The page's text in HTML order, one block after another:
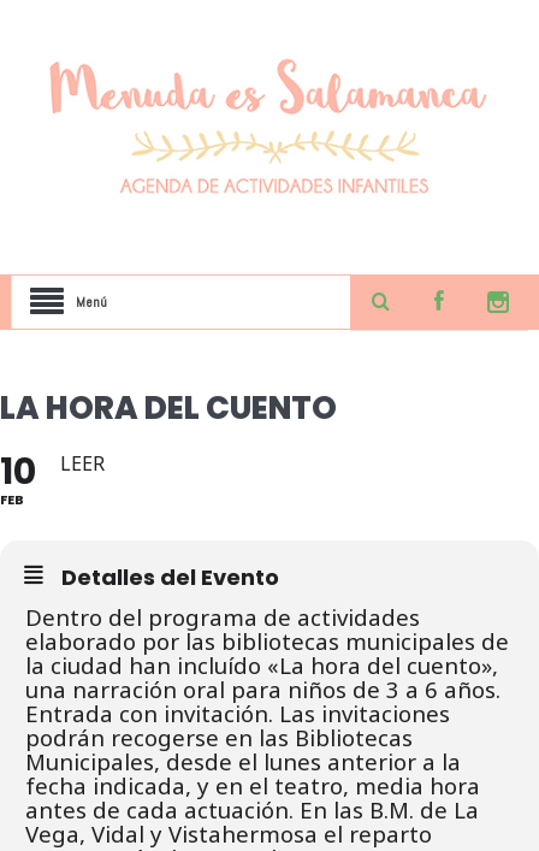
Menú
LA HORA DEL CUENTO
10
FEB
LEER
Detalles del Evento
Dentro del programa de actividades
elaborado por las bibliotecas municipales de
la ciudad han incluído «La hora del cuento»,
una narración oral para niños de 3 a 6 años.
Entrada con invitación. Las invitaciones
podrán recogerse en las Bibliotecas
Municipales, desde el lunes anterior a la
fecha indicada, y en el teatro, media hora
antes de cada actuación. En las B.M. de La
Vega, Vidal y Vistahermosa el reparto